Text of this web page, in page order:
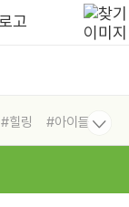
#힐링
#아이들